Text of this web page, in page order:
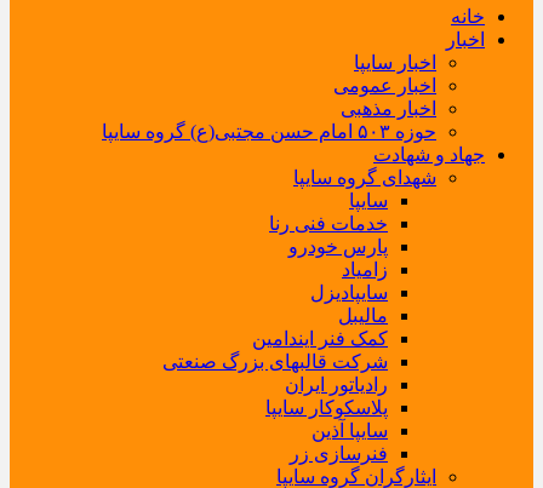
خانه
اخبار
اخبار سایپا
اخبار عمومی
اخبار مذهبی
حوزه ۵۰۳ امام حسن مجتبی(ع) گروه سایپا
جهاد و شهادت
شهدای گروه سایپا
سایپا
خدمات فنی رنا
پارس خودرو
زامیاد
سایپادیزل
مالیبل
کمک فنر ایندامین
شرکت قالبهای بزرگ صنعتی
رادیاتور ایران
پلاسکوکار سایپا
سایپا آذین
فنرسازی زر
ایثارگران گروه سایپا